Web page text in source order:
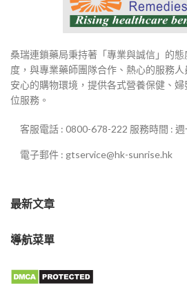
桑瑞連鎖藥局秉持著「專業與誠信」的
度，與專業藥師團隊合作、熱心的服務
安心的購物環境，提供各式營養保健、
位服務。
客服電話 : 0800-678-222 服務時間 :
電子郵件 : gtservice@hk-sunrise.hk
最新文章
導航菜單